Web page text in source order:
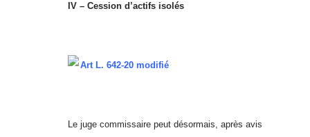
IV – Cession d’actifs isolés
Art L. 642-20 modifié
Le juge commissaire peut désormais, après avis